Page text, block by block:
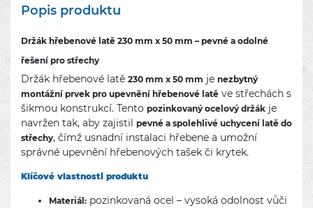
Popis produktu
Držák hřebenové latě 230 mm x 50 mm – pevné a odolné
řešení pro střechy
Držák hřebenové latě 230 mm x 50 mm je nezbytný
montážní prvek pro upevnění hřebenové latě ve střechách s
šikmou konstrukcí. Tento pozinkovaný ocelový držák je
navržen tak, aby zajistil pevné a spolehlivé uchycení latě do
střechy, čímž usnadní instalaci hřebene a umožní
správné upevnění hřebenových tašek či krytek.
Klíčové vlastnosti produktu
Materiál: pozinkovaná ocel – vysoká odolnost vůči